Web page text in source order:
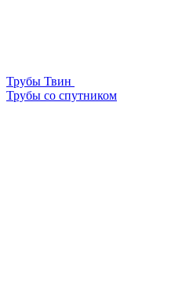
Трубы Твин
Трубы со спутником